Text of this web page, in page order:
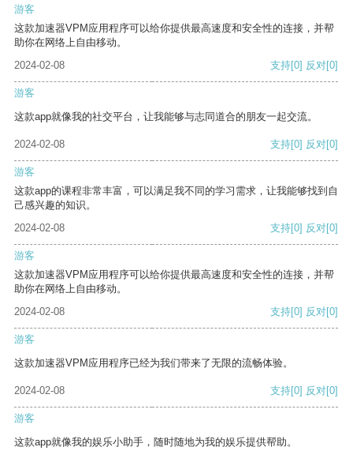
游客
这款加速器VPM应用程序可以给你提供最高速度和安全性的连接，并帮
助你在网络上自由移动。
2024-02-08
支持[0] 反对[0]
游客
这款app就像我的社交平台，让我能够与志同道合的朋友一起交流。
2024-02-08 支持[0] 反对[0]
游客
这款app的课程非常丰富，可以满足我不同的学习需求，让我能够找到自
己感兴趣的知识。
2024-02-08
支持[0] 反对[0]
游客
这款加速器VPM应用程序可以给你提供最高速度和安全性的连接，并帮
助你在网络上自由移动。
2024-02-08
支持[0] 反对[0]
游客
这款加速器VPM应用程序已经为我们带来了无限的流畅体验。
2024-02-08 支持[0] 反对[0]
游客
这款app就像我的娱乐小助手，随时随地为我的娱乐提供帮助。